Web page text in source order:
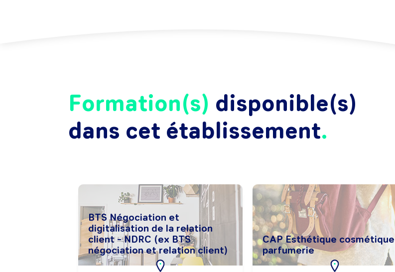
Formation(s) disponible(s)
dans cet établissement
BTS Négociation et
digitalisation de la relation
client - NDRC (ex BTS
négociation et relation client)
CAP Esthétique cosmétique
parfumerie